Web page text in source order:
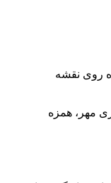
روی نقشه
مهر، همزه